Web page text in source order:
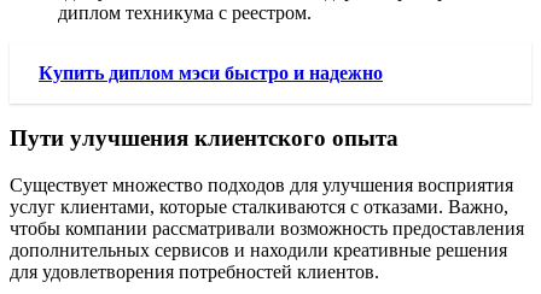
диплом техникума с реестром.
Купить диплом мэси быстро и надежно
Пути улучшения клиентского опыта
Существует множество подходов для улучшения восприятия
услуг клиентами, которые сталкиваются с отказами. Важно,
чтобы компании рассматривали возможность предоставления
дополнительных сервисов и находили креативные решения
для удовлетворения потребностей клиентов.